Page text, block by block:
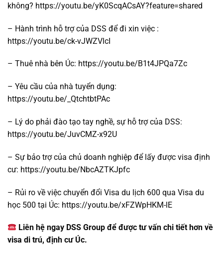
không? https://youtu.be/yK0ScqACsAY?feature=shared
– Hành trình hỗ trợ của DSS để đi xin việc :
https://youtu.be/ck-vJWZVlcI
– Thuê nhà bên Úc: https://youtu.be/B1t4JPQa7Zc
– Yêu cầu của nhà tuyển dụng:
https://youtu.be/_QtchtbtPAc
– Lý do phải đào tạo tay nghề, sự hỗ trợ của DSS:
https://youtu.be/JuvCMZ-x92U
– Sự bảo trợ của chủ doanh nghiệp để lấy được visa định
cư: https://youtu.be/NbcAZTKJpfc
– Rủi ro về việc chuyển đổi Visa du lịch 600 qua Visa du
học 500 tại Úc: https://youtu.be/xFZWpHKM-lE
Liên hệ ngay DSS Group để được tư vấn chi tiết hơn về
visa di trú, định cư Úc.